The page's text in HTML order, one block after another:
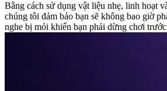
Bằng cách sử dụng vật liệu nhẹ, linh hoạt
chúng tôi đảm bảo bạn sẽ không bao giờ
nghe bị mỏi khiến bạn phải dừng chơi